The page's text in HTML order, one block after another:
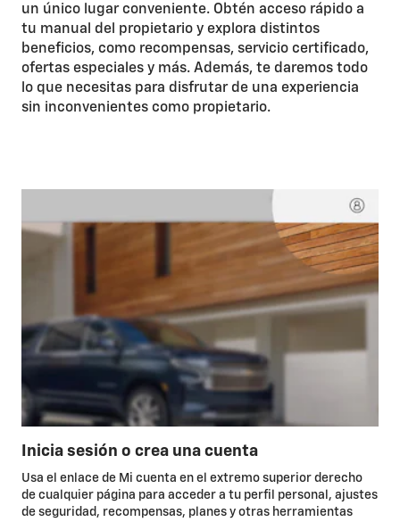
un único lugar conveniente. Obtén acceso rápido a
tu manual del propietario y explora distintos
beneficios, como recompensas, servicio certificado,
ofertas especiales y más. Además, te daremos todo
lo que necesitas para disfrutar de una experiencia
sin inconvenientes como propietario.
Inicia sesión o crea una cuenta
Usa el enlace de Mi cuenta en el extremo superior derecho
de cualquier página para acceder a tu perfil personal, ajustes
de seguridad, recompensas, planes y otras herramientas